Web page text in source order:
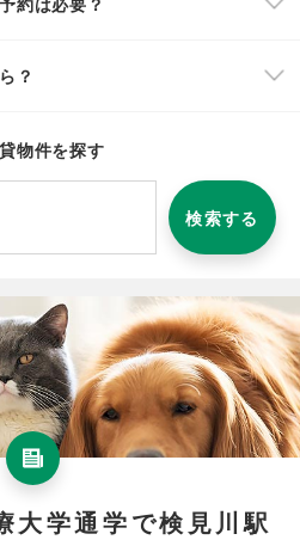
？
物件を探す
検索する
大学通学で検見川駅